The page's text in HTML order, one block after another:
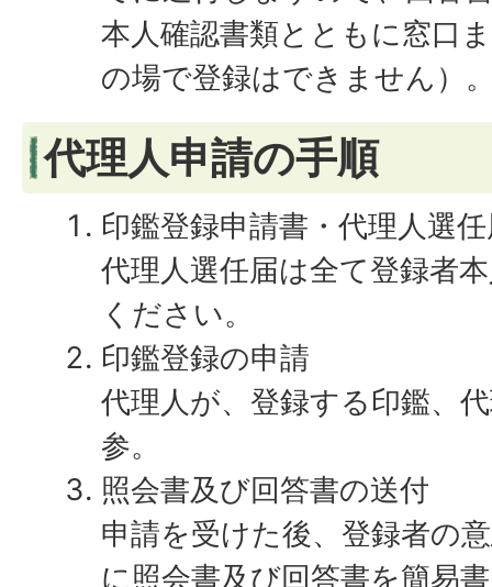
本人確認書類とともに窓口
の場で登録はできません）
代理人申請の手順
印鑑登録申請書・代理人選
代理人選任届は全て登録者
ください。
印鑑登録の申請
代理人が、登録する印鑑、
参。
照会書及び回答書の送付
申請を受けた後、登録者の
に照会書及び回答書を簡易